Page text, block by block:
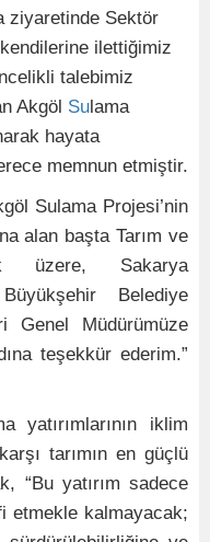
ziyaretinde Sektör
ilettiğimiz
talebimiz
Akgöl Sulama
hayata
memnun etmiştir.
Sulama Projesi’nin
alan başta Tarım ve
üzere, Sakarya
Belediye
Genel Müdürümüze
teşekkür ederim.”
yatırımlarının iklim
tarımın en güçlü
“Bu yatırım sadece
etmekle kalmayacak;